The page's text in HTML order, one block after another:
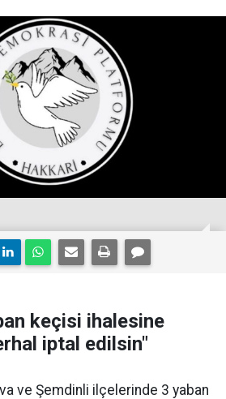
keçisi ihalesine
iptal edilsin"
ve Şemdinli ilçelerinde 3 yaban